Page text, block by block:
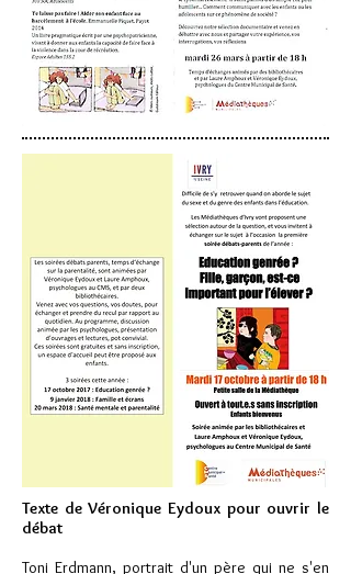
Texte de Véronique Eydoux pour ouvrir le
débat
Toni Erdmann, portrait d'un père qui ne s'en